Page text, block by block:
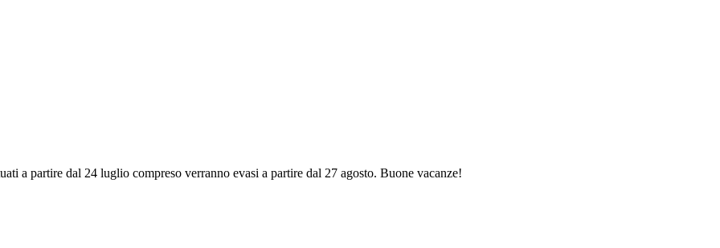
a partire dal 24 luglio compreso verranno evasi a partire dal 27 agosto. Buone vacanze!